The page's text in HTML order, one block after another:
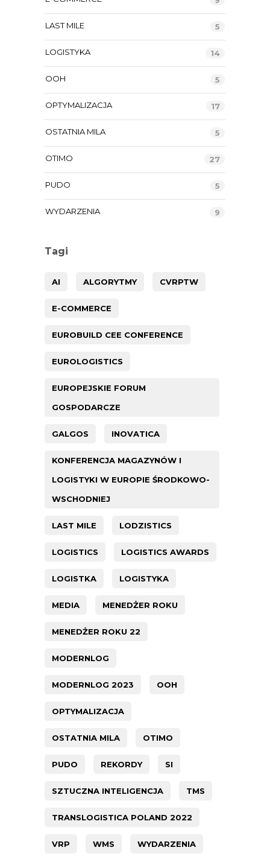
LAST MILE 5
LOGISTYKA 14
OOH 5
OPTYMALIZACJA 17
OSTATNIA MILA 5
OTIMO 27
PUDO 5
WYDARZENIA 9
Tagi
AI ALGORYTMY CVRPTW
E-COMMERCE
EUROBUILD CEE CONFERENCE
EUROLOGISTICS
EUROPEJSKIE FORUM
GOSPODARCZE
GALGOS INOVATICA
KONFERENCJA MAGAZYNÓW I
LOGISTYKI W EUROPIE ŚRODKOWO-
WSCHODNIEJ
LAST MILE LODZISTICS
LOGISTICS LOGISTICS AWARDS
LOGISTKA LOGISTYKA
MEDIA MENEDŻER ROKU
MENEDŻER ROKU 22
MODERNLOG
MODERNLOG 2023 OOH
OPTYMALIZACJA
OSTATNIA MILA OTIMO
PUDO REKORDY SI
SZTUCZNA INTELIGENCJA TMS
TRANSLOGISTICA POLAND 2022
VRP WMS WYDARZENIA